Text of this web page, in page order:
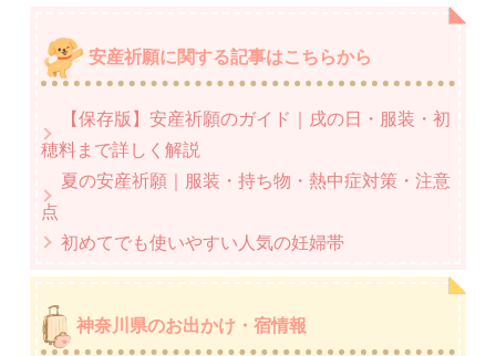
安産祈願に関する記事はこちらから
【保存版】安産祈願のガイド｜戌の日・服装・初
穂料まで詳しく解説
夏の安産祈願｜服装・持ち物・熱中症対策・注意
点
初めてでも使いやすい人気の妊婦帯
神奈川県のお出かけ・宿情報